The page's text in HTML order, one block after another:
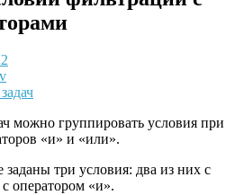
можно группировать условия при
«и» и «или».
три условия: два из них с
оператором «и».